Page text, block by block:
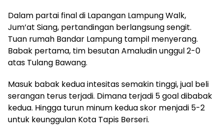
Dalam partai final di Lapangan Lampung Walk,
Jum’at Siang, pertandingan berlangsung sengit.
Tuan rumah Bandar Lampung tampil menyerang.
Babak pertama, tim besutan Amaludin unggul 2-0
atas Tulang Bawang.
Masuk babak kedua intesitas semakin tinggi, jual beli
serangan terus terjadi. Dimana terjadi 5 goal dibabak
kedua. Hingga turun minum kedua skor menjadi 5-2
untuk keunggulan Kota Tapis Berseri.